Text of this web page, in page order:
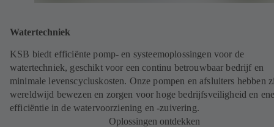
Watertechniek
KSB biedt efficiënte pomp- en systeemoplossingen voor de
watertechniek, geschikt voor een continu betrouwbaar bedrijf en
minimale levenscycluskosten. Onze pompen en afsluiters hebben
wereldwijd bewezen en zorgen voor hoge bedrijfsveiligheid en
efficiëntie in de watervoorziening en -zuivering.
Oplossingen ontdekken